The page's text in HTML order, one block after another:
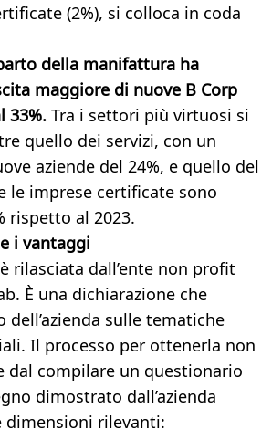
(2%), si colloca in coda
della manifattura ha
maggiore di nuove B Corp
33%. Tra i settori più virtuosi si
quello dei servizi, con un
aziende del 24%, e quello del
le imprese certificate sono
rispetto al 2023.
i vantaggi
rilasciata dall’ente non profit
È una dichiarazione che
dell’azienda sulle tematiche
Il processo per ottenerla non
dal compilare un questionario
dimostrato dall’azienda
dimensioni rilevanti: